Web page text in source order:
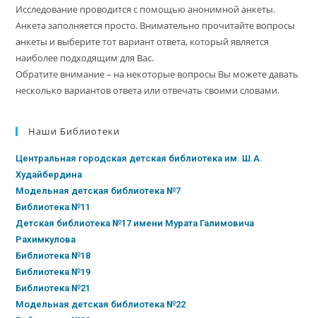
Исследование проводится с помощью анонимной анкеты.
Анкета заполняется просто. Внимательно прочитайте вопросы
анкеты и выберите тот вариант ответа, который является
наиболее подходящим для Вас.
Обратите внимание – на некоторые вопросы Вы можете давать
несколько вариантов ответа или отвечать своими словами.
Наши Библиотеки
Центральная городская детская библиотека им. Ш.А.
Худайбердина
Модельная детская библиотека №7
Библиотека №11
Детская библиотека №17 имени Мурата Галимовича
Рахимкулова
Библиотека №18
Библиотека №19
Библиотека №21
Модельная детская библиотека №22